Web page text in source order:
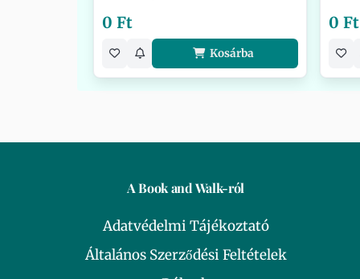
0 Ft
Kosárba
0 Ft
A Book and Walk-ról
Adatvédelmi Tájékoztató
Általános Szerződési Feltételek